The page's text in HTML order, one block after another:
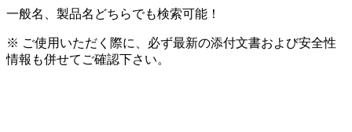
一般名、製品名どちらでも検索可能！
※ ご使用いただく際に、必ず最新の添付文書および安全性
情報も併せてご確認下さい。